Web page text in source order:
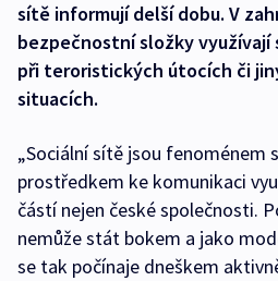
sítě informují delší dobu. V
bezpečnostní složky
při teroristických útocích či
situacích.
„Sociální sítě jsou fenoménem
prostředkem ke komunikaci
částí nejen české společnosti.
nemůže stát bokem a jako
se tak počínaje dneškem